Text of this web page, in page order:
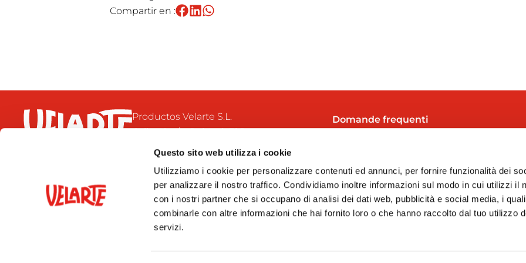
Questo sito web utilizza i cookie
Utilizziamo i cookie per personalizzare contenuti ed annunci, per fornire funzionalità dei
per analizzare il nostro traffico. Condividiamo inoltre informazioni sul modo in cui utilizzi il
con i nostri partner che si occupano di analisi dei dati web, pubblicità e social media, i
combinarle con altre informazioni che hai fornito loro o che hanno raccolto dal tuo utilizzo
servizi.
Compartir en :
Productos Velarte S.L.
Calle 42, s/n. Pol. Ind. El Bony
46470 Catarroja
+34 96 126 71 32
velarte@velarte.com
Domande frequenti
Contatto
Lavora con noi